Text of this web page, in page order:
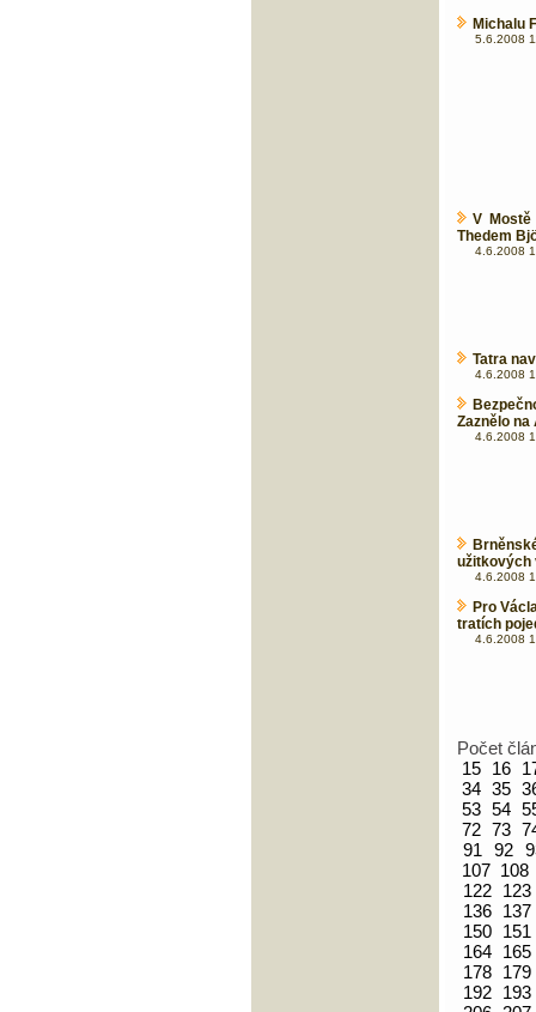
Michalu
5.6.2008
V
Thedem
4.6.2008
Tatra
4.6.2008
Zaznělo na
4.6.2008
užitkových
4.6.2008
Pro
tratích
4.6.2008
Počet
15 16
34 35
53 54
72 73
91
92
107 108
122
123
136
137
150
151
164
165
178
179
192
193